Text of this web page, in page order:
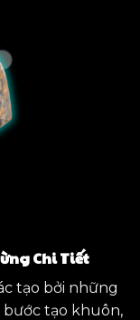
Chi Tiết
tạo bởi những
tạo khuôn,